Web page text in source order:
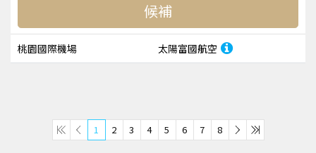
桃園國際機場 太陽富國航空
候補
1 2 3 4 5 6 7 8